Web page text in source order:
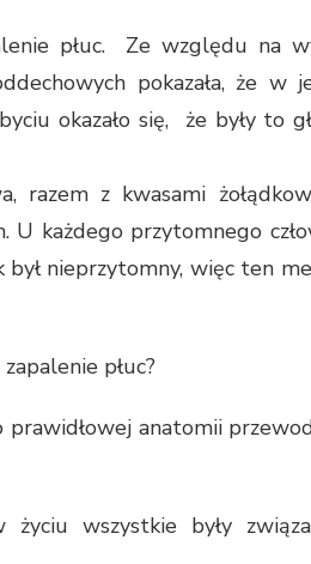
płuc. Ze względu na
pokazała, że w
okazało się, że były to
razem z kwasami
każdego przytomnego
nieprzytomny, więc ten
płuc?
anatomii
wszystkie były